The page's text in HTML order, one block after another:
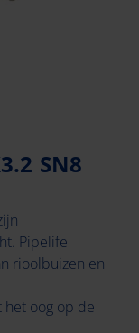
SN8
Pipelife
rioolbuizen en
het oog op de